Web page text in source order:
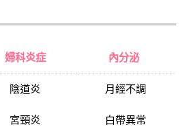
婦科炎症
陰道炎
宮頸炎
內分泌
月經不調
白帶異常